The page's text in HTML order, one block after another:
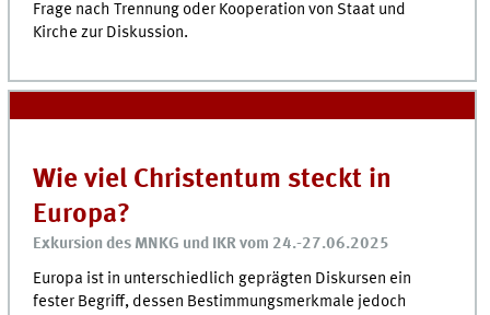
Frage nach Trennung oder Kooperation von Staat und
Kirche zur Diskussion.
Wie viel Christentum steckt in
Europa?
Exkursion des MNKG und IKR vom 24.-27.06.2025
Europa ist in unterschiedlich geprägten Diskursen ein
fester Begriff, dessen Bestimmungsmerkmale jedoch